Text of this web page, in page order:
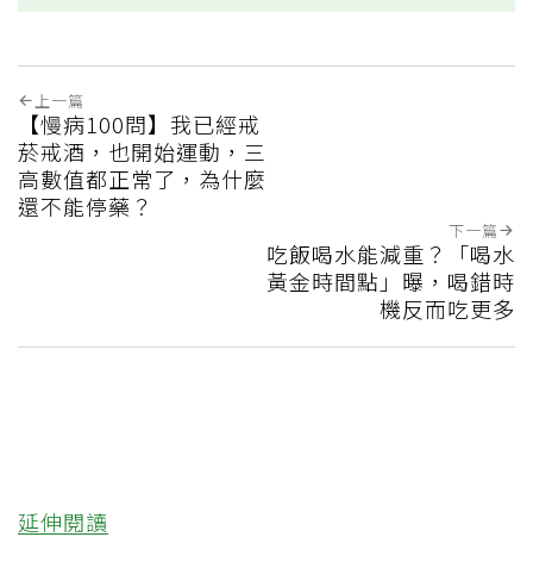
上一篇
【慢病100問】我已經戒
菸戒酒，也開始運動，三
高數值都正常了，為什麼
還不能停藥？
下一篇
吃飯喝水能減重？「喝水
黃金時間點」曝，喝錯時
機反而吃更多
延伸閱讀